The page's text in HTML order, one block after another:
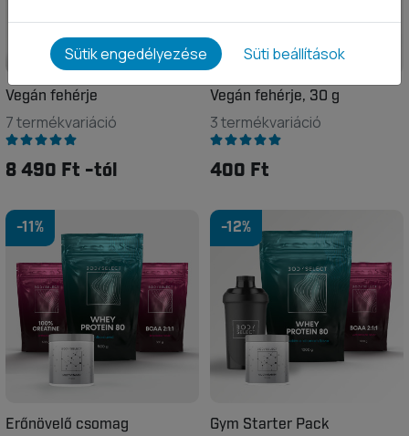
Vegán fehérje
7 termékvariáció
8 490 Ft -tól
Vegán fehérje, 30 g
3 termékvariáció
400 Ft
-11%
Erőnövelő csomag
-12%
Gym Starter Pack
Sütik engedélyezése Süti beállítások